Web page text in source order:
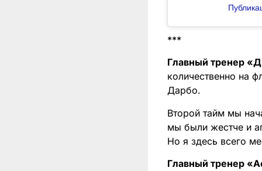
***
Главный тренер
количественно на
Дарбо.
Второй тайм мы
мы были жестче и
Но я здесь всего
Главный тренер